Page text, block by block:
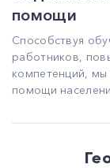
помощи
Способствуя
работников,
компетенций,
помощи